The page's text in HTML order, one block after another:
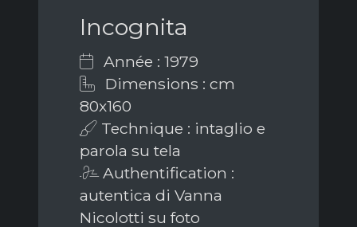
Incognita
Année : 1979
Dimensions : cm
80x160
Technique : intaglio e
parola su tela
Authentification :
autentica di Vanna
Nicolotti su foto